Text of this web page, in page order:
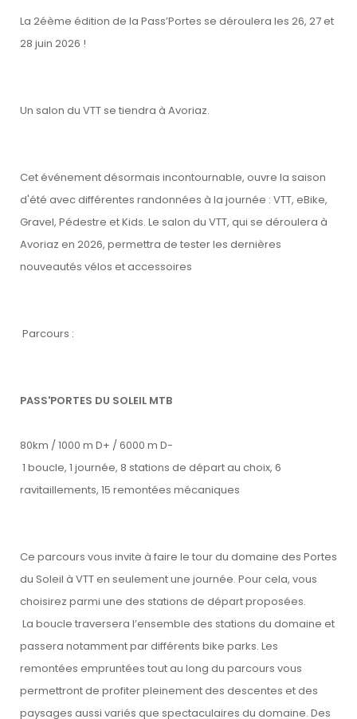
La 2éème édition de la Pass’Portes se déroulera les 26, 27 et
28 juin 2026 !
Un salon du VTT se tiendra à Avoriaz.
Cet événement désormais incontournable, ouvre la saison
d'été avec différentes randonnées à la journée : VTT, eBike,
Gravel, Pédestre et Kids. Le salon du VTT, qui se déroulera à
Avoriaz en 2026, permettra de tester les dernières
nouveautés vélos et accessoires
Parcours :
PASS'PORTES DU SOLEIL MTB
80km / 1000 m D+ / 6000 m D-
1 boucle, 1 journée, 8 stations de départ au choix, 6
ravitaillements, 15 remontées mécaniques
Ce parcours vous invite à faire le tour du domaine des Portes
du Soleil à VTT en seulement une journée. Pour cela, vous
choisirez parmi une des stations de départ proposées.
La boucle traversera l’ensemble des stations du domaine et
passera notamment par différents bike parks. Les
remontées empruntées tout au long du parcours vous
permettront de profiter pleinement des descentes et des
paysages aussi variés que spectaculaires du domaine. Des